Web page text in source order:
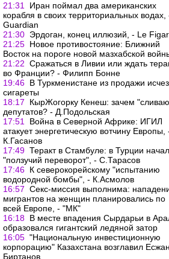
21:31
Иран поймал два американских
корабля в своих территориальных водах,
Guardian
21:30 Эрдоган, конец иллюзий, - Le
21:25 Новое противостояние: Ближний
Восток на пороге новой мазхабской
21:22 Сражаться в Ливии или ждать
во Франции? - Филипп Бонне
19:46 В Туркменистане из продажи
сигареты
18:17
КырЖогорку Кенеш: зачем
депутатов? - Д.Подольская
17:51
Война в Северной Африке: ИГИЛ
атакует энергетическую вотчину Европы,
К.Гасанов
17:49 Теракт в Стамбуле: в Турции
"ползучий переворот", - С.Тарасов
17:46 К северокорейскому "испытанию
водородной бомбы", - К.Асмолов
16:57 Секс-миссия выполнима:
мигрантов на женщин планировались по
всей Европе, - "МК"
16:18 В месте впадения Сырдарьи в
образовался гигантский ледяной затор
16:05 "Национальную инвестиционную
корпорацию" Казахстана возглавил Есжан
Биртанов